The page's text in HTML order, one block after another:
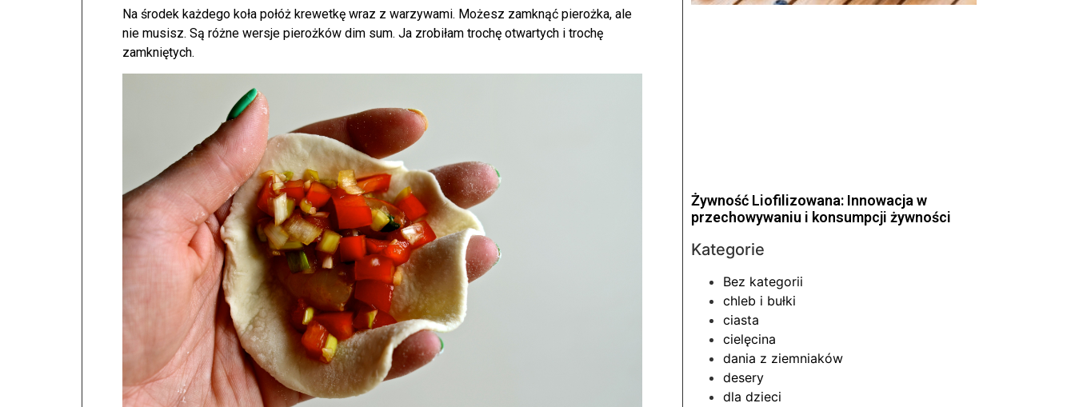
Na środek każdego koła połóż krewetkę wraz z warzywami. Możesz zamknąć pierożka, ale
nie musisz. Są różne wersje pierożków dim sum. Ja zrobiłam trochę otwartych i trochę
zamkniętych.
Żywność Liofilizowana: Innowacja w
przechowywaniu i konsumpcji żywności
Kategorie
Bez kategorii
chleb i bułki
ciasta
cielęcina
dania z ziemniaków
desery
dla dzieci